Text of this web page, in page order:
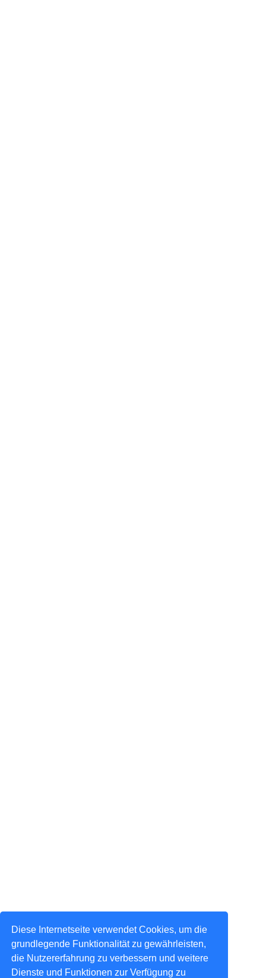
Diese Internetseite verwendet Cookies, um die
grundlegende Funktionalität zu gewährleisten,
die Nutzererfahrung zu verbessern und weitere
Dienste und Funktionen zur Verfügung zu